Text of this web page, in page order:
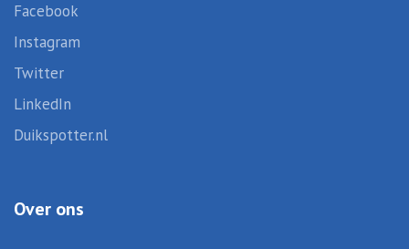
Facebook
Instagram
Twitter
LinkedIn
Duikspotter.nl
Over ons